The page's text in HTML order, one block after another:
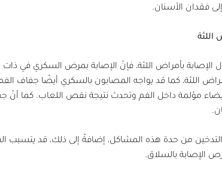
فقدان الأسنان.
اللثة
الإصابة بأمراض اللثة، فإنّ الإصابة بمرض السكري في
اللثة، كما قد يواجه المصابون بالسكري أيضًا جفاف
مؤلمة داخل الفم وتحدث نتيجة نقص اللعاب. كما أنّ
التدخين من حدة هذه المشاكل، إضافةً إلى ذلك، قد يتسبب
الإصابة بالسلاق.